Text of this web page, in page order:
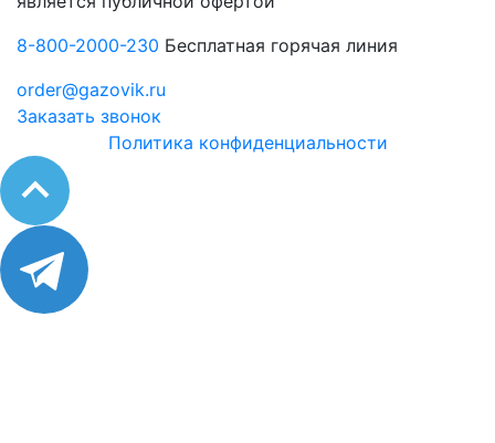
8-800-2000-230 Бесплатная горячая линия
order@gazovik.ru
Заказать звонок
Политика конфиденциальности